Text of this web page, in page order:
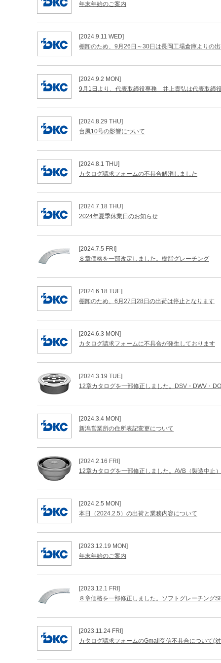
年末年始のご案内
[2024.9.11 WED]
棚卸のため、9月26日～30日は長岡工場倉庫よりの
[2024.9.2 MON]
9月1日より、代表取締役専務 井上貴弘は代表取締
[2024.8.29 THU]
台風10号の影響について
[2024.8.1 THU]
カタログ請求フォームの不具合解消しました
[2024.7.18 THU]
2024年夏季休業日のお知らせ
[2024.7.5 FRI]
８章価格を一部改定しました。樹脂グレーチング
[2024.6.18 TUE]
棚卸のため、6月27日28日の出荷は停止となります
[2024.6.3 MON]
カタログ請求フォームに不具合が発生しております
[2024.3.19 TUE]
12章カタログを一部修正しました。DSV・DWV・
[2024.3.4 MON]
新潟営業所の住所表記変更について
[2024.2.16 FRI]
12章カタログを一部修正しました。AVB（製造中止）
[2024.2.5 MON]
本日（2024.2.5）の出荷と業務内容について
[2023.12.19 MON]
年末年始のご案内
[2023.12.1 FRI]
８章価格を一部修正しました。ソフトグレーチング
[2023.11.24 FRI]
カタログ請求フォームのGmail受信不具合について(